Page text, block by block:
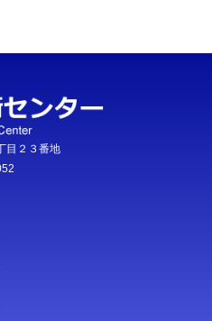
目２３番地